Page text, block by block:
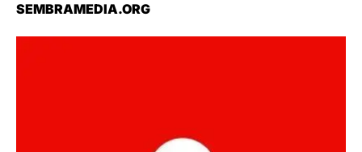
SEMBRAMEDIA.ORG